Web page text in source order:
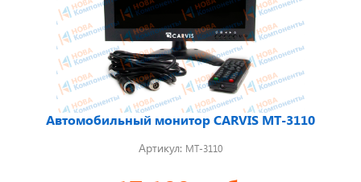
Акции. Скидки.
Спецпредложения.
Узнать подробнее...
вопросы
Автомобильный монитор CARVIS MT-3110
Артикул: MT-3110